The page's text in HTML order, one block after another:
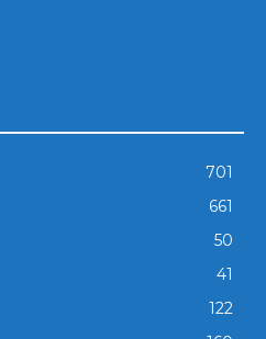
701
661
50
41
122